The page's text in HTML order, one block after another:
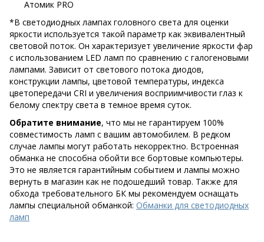
Атомик PRO
*В светодиодных лампах головного света для оценки
яркости используется такой параметр как эквивалентный
световой поток. Он характеризует увеличение яркости фар
с использованием LED ламп по сравнению с галогеновыми
лампами. Зависит от светового потока диодов,
конструкции лампы, цветовой температуры, индекса
цветопередачи CRI и увеличения восприимчивости глаз к
белому спектру света в темное время суток.
Обратите внимание, что мы не гарантируем 100%
совместимость ламп с вашим автомобилем. В редком
случае лампы могут работать некорректно. Встроенная
обманка не способна обойти все бортовые компьютеры.
Это не является гарантийным событием и лампы можно
вернуть в магазин как не подошедший товар. Также для
обхода требовательного БК мы рекомендуем оснащать
лампы специальной обманкой: Обманки для светодиодных
ламп